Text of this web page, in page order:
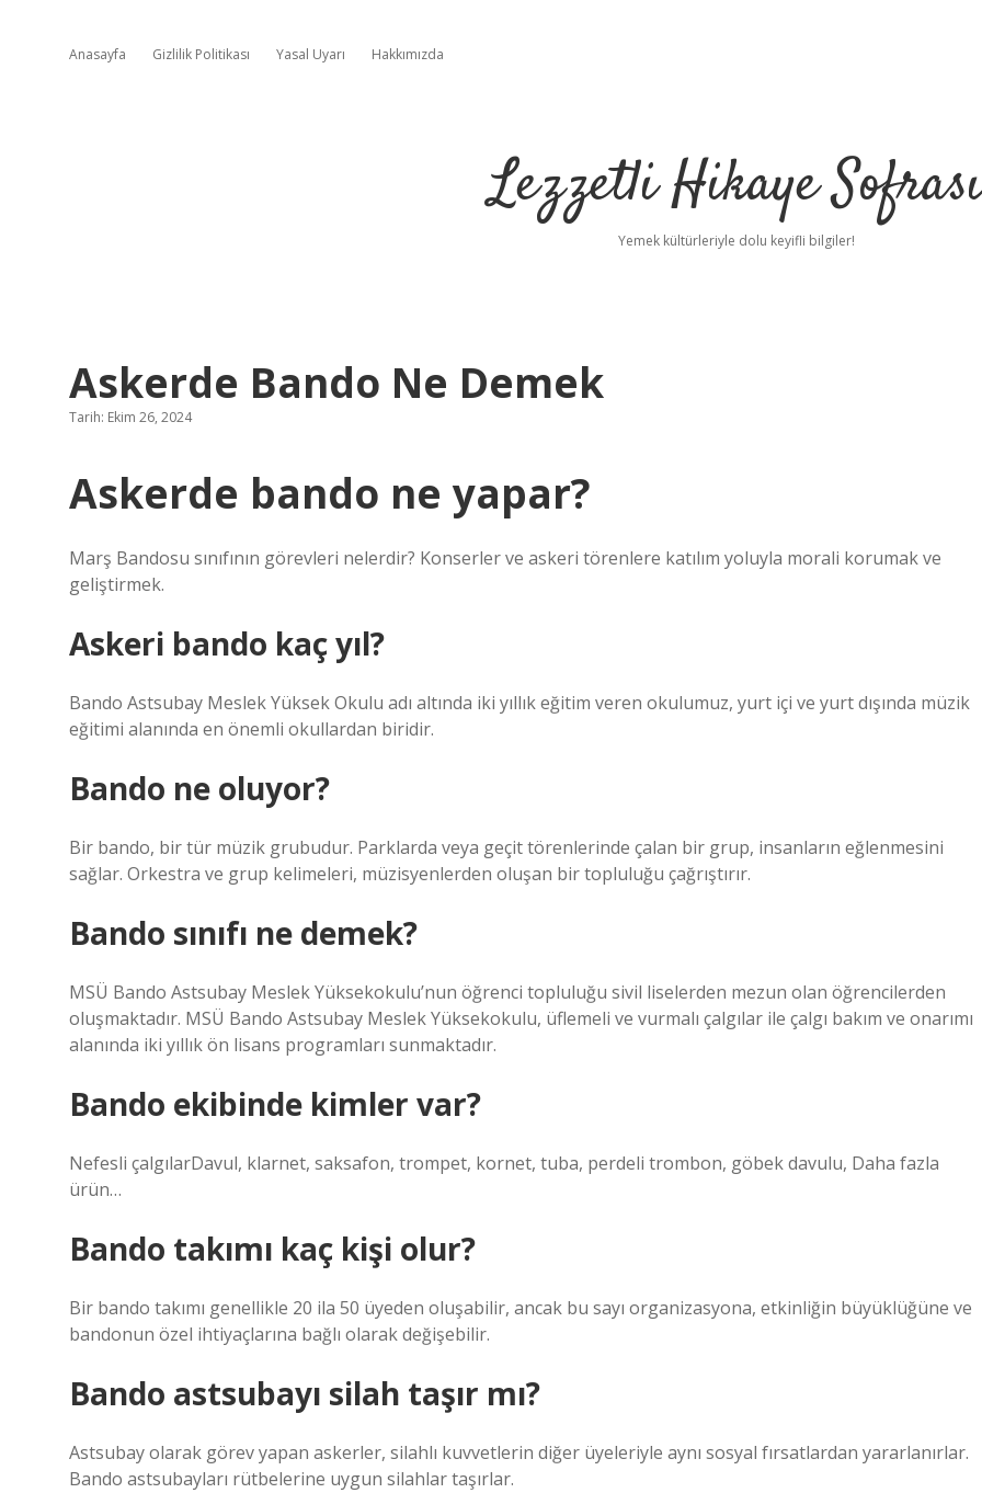
Anasayfa Gizlilik Politikası Yasal Uyarı Hakkımızda
Lezzetli Hikaye Sofrası
Yemek kültürleriyle dolu keyifli bilgiler!
Askerde Bando Ne Demek
Tarih: Ekim 26, 2024
Askerde bando ne yapar?
Marş Bandosu sınıfının görevleri nelerdir? Konserler ve askeri törenlere katılım yoluyla morali korumak ve
geliştirmek.
Askeri bando kaç yıl?
Bando Astsubay Meslek Yüksek Okulu adı altında iki yıllık eğitim veren okulumuz, yurt içi ve yurt dışında müzik
eğitimi alanında en önemli okullardan biridir.
Bando ne oluyor?
Bir bando, bir tür müzik grubudur. Parklarda veya geçit törenlerinde çalan bir grup, insanların eğlenmesini
sağlar. Orkestra ve grup kelimeleri, müzisyenlerden oluşan bir topluluğu çağrıştırır.
Bando sınıfı ne demek?
MSÜ Bando Astsubay Meslek Yüksekokulu’nun öğrenci topluluğu sivil liselerden mezun olan öğrencilerden
oluşmaktadır. MSÜ Bando Astsubay Meslek Yüksekokulu, üflemeli ve vurmalı çalgılar ile çalgı bakım ve onarımı
alanında iki yıllık ön lisans programları sunmaktadır.
Bando ekibinde kimler var?
Nefesli çalgılarDavul, klarnet, saksafon, trompet, kornet, tuba, perdeli trombon, göbek davulu, Daha fazla
ürün…
Bando takımı kaç kişi olur?
Bir bando takımı genellikle 20 ila 50 üyeden oluşabilir, ancak bu sayı organizasyona, etkinliğin büyüklüğüne ve
bandonun özel ihtiyaçlarına bağlı olarak değişebilir.
Bando astsubayı silah taşır mı?
Astsubay olarak görev yapan askerler, silahlı kuvvetlerin diğer üyeleriyle aynı sosyal fırsatlardan yararlanırlar.
Bando astsubayları rütbelerine uygun silahlar taşırlar.